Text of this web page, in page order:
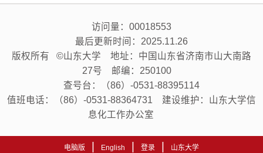
访问量： 00018553
最后更新时间： 2025.11.26
版权所有 ©山东大学 地址：中国山东省济南市山大南路
27号 邮编：250100
查号台：（86）-0531-88395114
值班电话：（86）-0531-88364731 建设维护：山东大学信
息化工作办公室
电脑版 | English | 登录 | 山东大学